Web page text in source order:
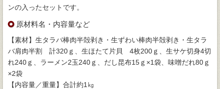
ンの入ったセットです。
原材料名・内容量など
【素材】生タラバ棒肉半殻剥き・生ずわい棒肉半殻剥き・生タラ
バ肩肉半割 計320ｇ、生ほたて片貝 4枚200ｇ、生サケ切身4切
れ240ｇ、ラーメン2玉240ｇ、だし昆布15ｇ×1袋、味噌だれ80ｇ
×2袋
【内容量／重量】合計約1㎏